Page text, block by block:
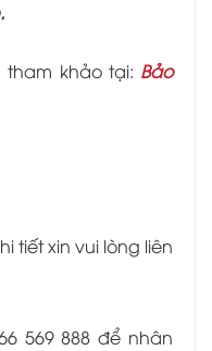
tham khảo tại: Bảo
tiết xin vui lòng liên
569 888 để nhân